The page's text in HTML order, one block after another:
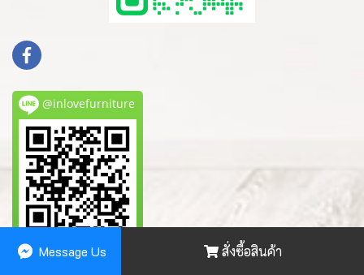
สั่งซื้อสินค้า
Message Us
@inlovefurniture